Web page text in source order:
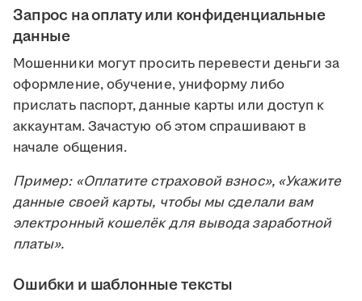
Запрос на оплату или конфиденциальные
данные
Мошенники могут просить перевести деньги за
оформление, обучение, униформу либо
прислать паспорт, данные карты или доступ к
аккаунтам. Зачастую об этом спрашивают в
начале общения.
Пример: «Оплатите страховой взнос», «Укажите
данные своей карты, чтобы мы сделали вам
электронный кошелёк для вывода заработной
платы».
Ошибки и шаблонные тексты